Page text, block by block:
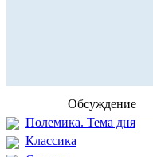
Обсуждение
Полемика. Тема дня
Классика